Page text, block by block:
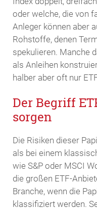
oder welche, die von
Anleger können aber
Rohstoffe, denen
spekulieren. Manche
als Anleihen
halber aber oft nur
Der Begriff
sorgen
Die Risiken dieser
als bei einem
wie S&P oder MSCI
die großen ETF-
Branche, wenn die
klassifiziert werden.